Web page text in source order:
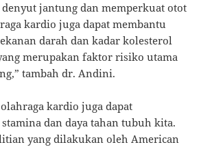
jantung dan memperkuat otot
kardio juga dapat membantu
darah dan kadar kolesterol
merupakan faktor risiko utama
tambah dr. Andini.
kardio juga dapat
dan daya tahan tubuh kita.
yang dilakukan oleh American